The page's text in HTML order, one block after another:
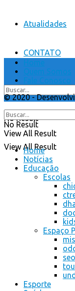
Atualidades
CONTATO
No Result
View All Result
Home
Quem Somos
Fale Conosco
© 2020 -
No Result
View All Result
Home
Notícias
Educação
Escolas
Espaço
Esporte